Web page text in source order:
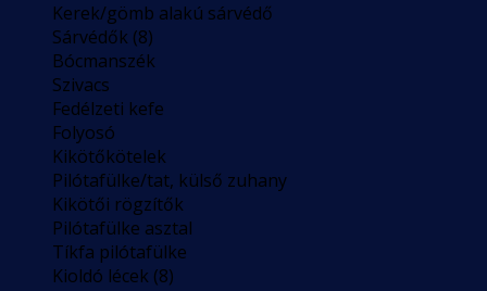
Kerek/gömb alakú sárvédő
Sárvédők (8)
Bócmanszék
Szivacs
Fedélzeti kefe
Folyosó
Kikötőkötelek
Pilótafülke/tat, külső zuhany
Kikötői rögzítők
Pilótafülke asztal
Tíkfa pilótafülke
Kioldó lécek (8)